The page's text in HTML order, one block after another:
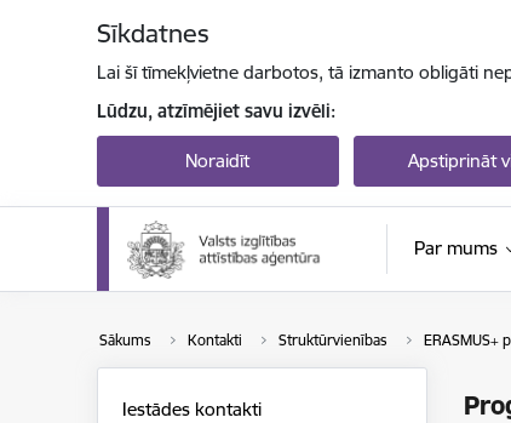
Sīkdatnes
Lai šī tīmekļvietne darbotos, tā izmanto obligāti
Lūdzu, atzīmējiet savu izvēli:
Noraidīt Apstiprināt
Par mums
Sākums Kontakti Struktūrvienības ERASMUS+
Iestādes kontakti